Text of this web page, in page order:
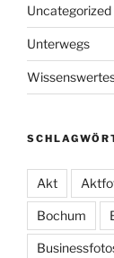
Uncategorized
Unterwegs
Akt
Bochum